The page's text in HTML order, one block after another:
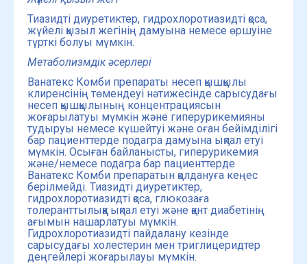
Тиазидті диуретиктер, гидрохлоротиазидті қоса,
жүйелі қызыл жегінің дамуына немесе өршуіне
түрткі болуы мүмкін.
Метаболизмдік әсерлері
Ванатекс Комби препараты несеп қышқылы
клиренсінің төмендеуі нәтижесінде сарысудағы
несеп қышқылының концентрациясын
жоғарылатуы мүмкін және гиперурикемияны
тудыруы немесе күшейтуі және оған бейімділігі
бар пациенттерде подагра дамуына ықпал етуі
мүмкін. Осыған байланысты, гиперурикемия
және/немесе подагра бар пациенттерде
Ванатекс Комби препаратын қолдануға кеңес
берілмейді. Тиазидті диуретиктер,
гидрохлоротиазидті қоса, глюкозаға
толеранттылыққа ықпал етуі және қант диабетінің
ағымын нашарлатуы мүмкін.
Гидрохлоротиазидті пайдалану кезінде
сарысудағы холестерин мен триглицеридтер
деңгейлері жоғарылауы мүмкін.